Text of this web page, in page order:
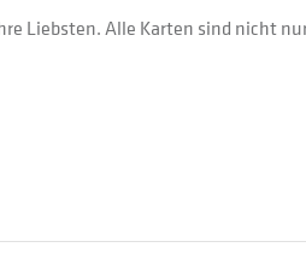
Liebsten. Alle Karten sind nicht